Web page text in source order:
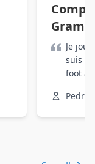
Je
suis
foot
Pedro